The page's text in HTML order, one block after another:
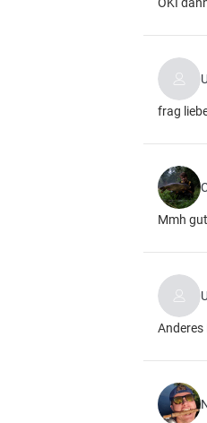
frag
Mmh